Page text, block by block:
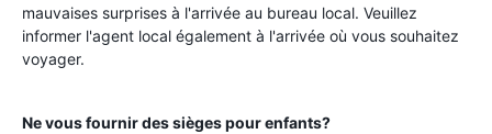
mauvaises surprises à l'arrivée au bureau local. Veuillez
informer l'agent local également à l'arrivée où vous souhaitez
voyager.
Ne vous fournir des sièges pour enfants?